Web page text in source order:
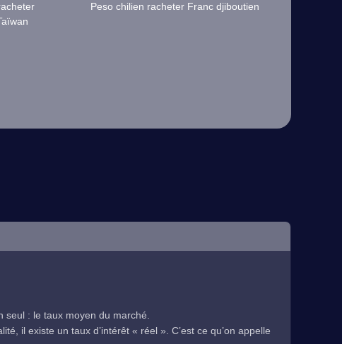
Peso chilien racheter Franc djiboutien
seul : le taux moyen du marché.
il existe un taux d’intérêt « réel ». C’est ce qu’on appelle